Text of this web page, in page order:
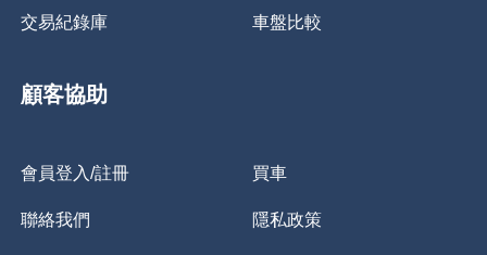
交易紀錄庫 車盤比較
顧客協助
會員登入/註冊 買車
聯絡我們 隱私政策